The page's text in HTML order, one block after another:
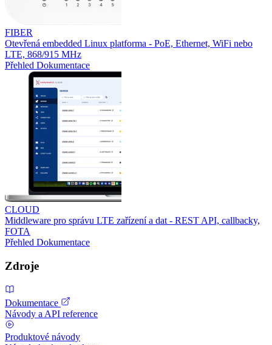
FIBER
Otevřená embedded Linux platforma - PoE, Ethernet, WiFi nebo
LTE, 868/915 MHz
Přehled Dokumentace
CLOUD
Middleware pro správu LTE zařízení a dat - REST API, callbacky,
FOTA
Přehled Dokumentace
Zdroje
Dokumentace
Návody a API reference
Produktové návody